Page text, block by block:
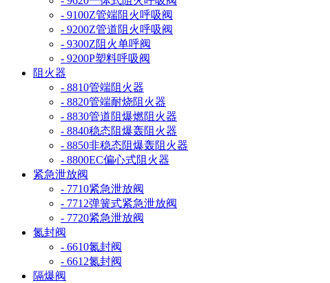
- 9100Z管端阻火呼吸阀
- 9200Z管道阻火呼吸阀
- 9300Z阻火单呼阀
- 9200P塑料呼吸阀
阻火器
- 8810管端阻火器
- 8820管端耐烧阻火器
- 8830管道阻爆燃阻火器
- 8840稳态阻爆轰阻火器
- 8850非稳态阻爆轰阻火器
- 8800EC偏心式阻火器
紧急泄放阀
- 7710紧急泄放阀
- 7712弹簧式紧急泄放阀
- 7720紧急泄放阀
氮封阀
- 6610氮封阀
- 6612氮封阀
隔爆阀